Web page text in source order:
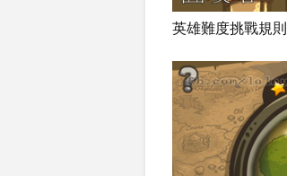
英雄難度挑戰規則